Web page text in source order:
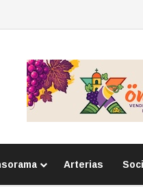
Arterias